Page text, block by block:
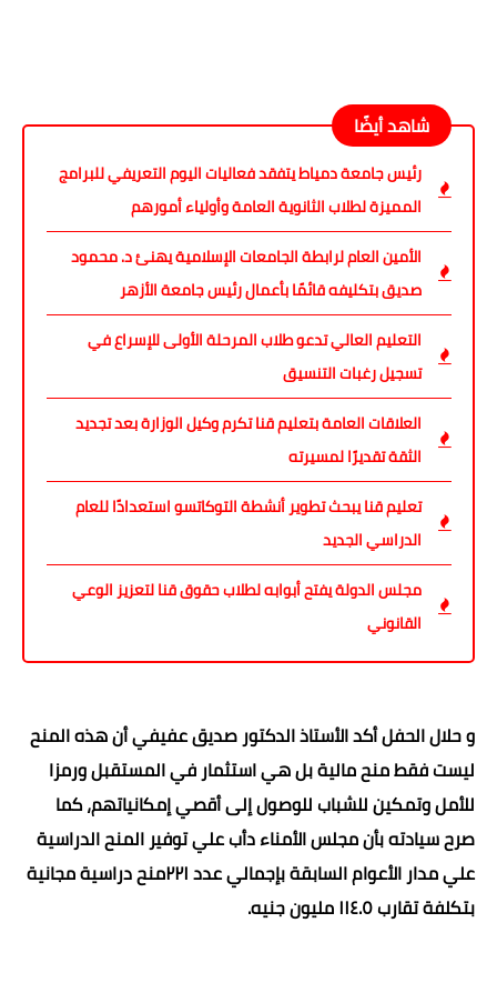
شاهد أيضًا
رئيس جامعة دمياط يتفقد فعاليات اليوم التعريفي للبرامج
المميزة لطلاب الثانوية العامة وأولياء أمورهم
الأمين العام لرابطة الجامعات الإسلامية يهنئ د. محمود
صديق بتكليفه قائمًا بأعمال رئيس جامعة الأزهر
التعليم العالي تدعو طلاب المرحلة الأولى للإسراع في
تسجيل رغبات التنسيق
العلاقات العامة بتعليم قنا تكرم وكيل الوزارة بعد تجديد
الثقة تقديرًا لمسيرته
تعليم قنا يبحث تطوير أنشطة التوكاتسو استعدادًا للعام
الدراسي الجديد
مجلس الدولة يفتح أبوابه لطلاب حقوق قنا لتعزيز الوعي
القانوني
و حلال الحفل أكد الأستاذ الدكتور صديق عفيفي أن هذه المنح
ليست فقط منح مالية بل هي استثمار في المستقبل ورمزا
للأمل وتمكين للشباب للوصول إلى أقصي إمكانياتهم، كما
صرح سيادته بأن مجلس الأمناء دأب علي توفير المنح الدراسية
علي مدار الأعوام السابقة بإجمالي عدد ٢٢١منح دراسية مجانية
بتكلفة تقارب ١١٤.٥ مليون جنيه.